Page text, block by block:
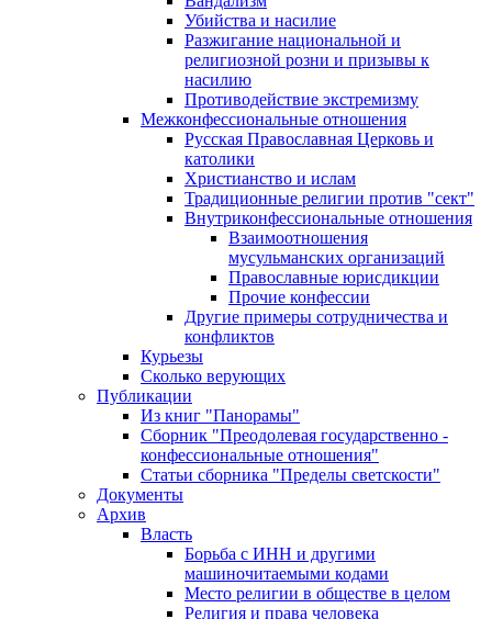
Убийства и насилие
Разжигание национальной и
религиозной розни и призывы к
насилию
Противодействие экстремизму
Межконфессиональные отношения
Русская Православная Церковь и
католики
Христианство и ислам
Традиционные религии против "сект"
Внутриконфессиональные отношения
Взаимоотношения
мусульманских организаций
Православные юрисдикции
Прочие конфессии
Другие примеры сотрудничества и
конфликтов
Курьезы
Сколько верующих
Публикации
Из книг "Панорамы"
Сборник "Преодолевая государственно -
конфессиональные отношения"
Статьи сборника "Пределы светскости"
Документы
Архив
Власть
Борьба с ИНН и другими
машиночитаемыми кодами
Место религии в обществе в целом
Религия и права человека